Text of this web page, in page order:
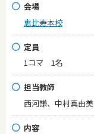
会場
恵比寿本校
定員
1コマ 1名
担当教師
西河謙、中村真由美
内容